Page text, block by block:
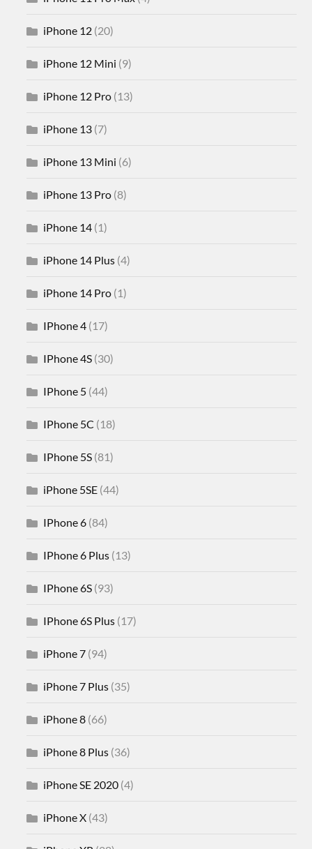
iPhone 12 (20)
iPhone 12 Mini (9)
iPhone 12 Pro (13)
iPhone 13 (7)
iPhone 13 Mini (6)
iPhone 13 Pro (8)
iPhone 14 (1)
iPhone 14 Plus (4)
iPhone 14 Pro (1)
IPhone 4 (17)
IPhone 4S (30)
IPhone 5 (44)
IPhone 5C (18)
IPhone 5S (81)
iPhone 5SE (44)
IPhone 6 (84)
IPhone 6 Plus (13)
IPhone 6S (93)
IPhone 6S Plus (17)
iPhone 7 (94)
iPhone 7 Plus (35)
iPhone 8 (66)
iPhone 8 Plus (36)
iPhone SE 2020 (4)
iPhone X (43)